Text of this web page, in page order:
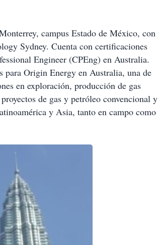
campus Estado de México, con
Sydney. Cuenta con certificaciones
Engineer (CPEng) en Australia.
para Origin Energy en Australia, una de
en exploración, producción de gas
de gas y petróleo convencional y
y Asia, tanto en campo como